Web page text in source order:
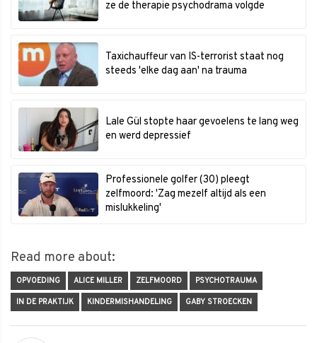
ze de therapie psychodrama volgde
Taxichauffeur van IS-terrorist staat nog
steeds 'elke dag aan' na trauma
Lale Gül stopte haar gevoelens te lang weg
en werd depressief
Professionele golfer (30) pleegt
zelfmoord: 'Zag mezelf altijd als een
mislukkeling'
Read more about:
OPVOEDING ALICE MILLER ZELFMOORD PSYCHOTRAUMA
IN DE PRAKTIJK KINDERMISHANDELING GABY STROECKEN